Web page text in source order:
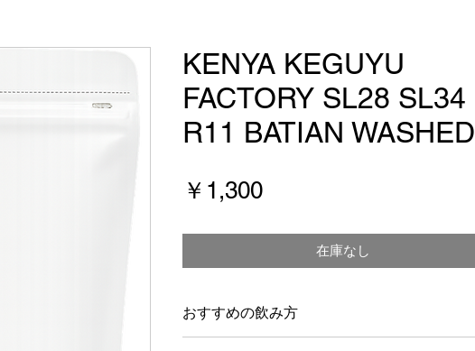
KENYA KEGUYU
FACTORY SL28 SL34
R11 BATIAN WASHED
￥1,300価
在庫なし
おすすめの飲み方